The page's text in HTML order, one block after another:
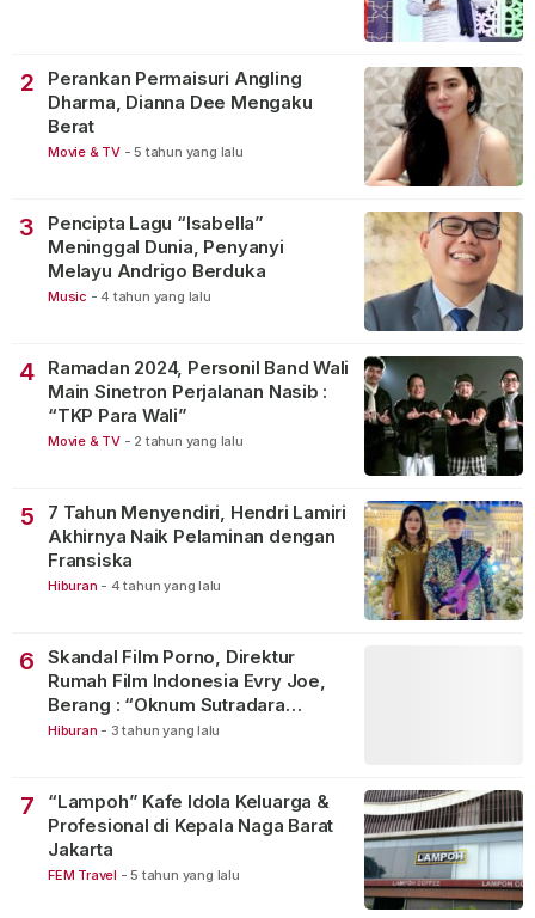
2
Perankan Permaisuri Angling
Dharma, Dianna Dee Mengaku
Berat
Movie & TV - 5 tahun yang lalu
3
Pencipta Lagu “Isabella”
Meninggal Dunia, Penyanyi
Melayu Andrigo Berduka
Music - 4 tahun yang lalu
4
Ramadan 2024, Personil Band Wali
Main Sinetron Perjalanan Nasib :
“TKP Para Wali”
Movie & TV - 2 tahun yang lalu
5
7 Tahun Menyendiri, Hendri Lamiri
Akhirnya Naik Pelaminan dengan
Fransiska
Hiburan - 4 tahun yang lalu
6
Skandal Film Porno, Direktur
Rumah Film Indonesia Evry Joe,
Berang : “Oknum Sutradara
Merusak Perfilman Indonesia”!
Hiburan - 3 tahun yang lalu
7
“Lampoh” Kafe Idola Keluarga &
Profesional di Kepala Naga Barat
Jakarta
FEM Travel - 5 tahun yang lalu